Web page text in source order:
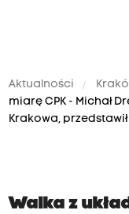
Aktualności
miarę CPK - Michał
Krakowa,
Walka z